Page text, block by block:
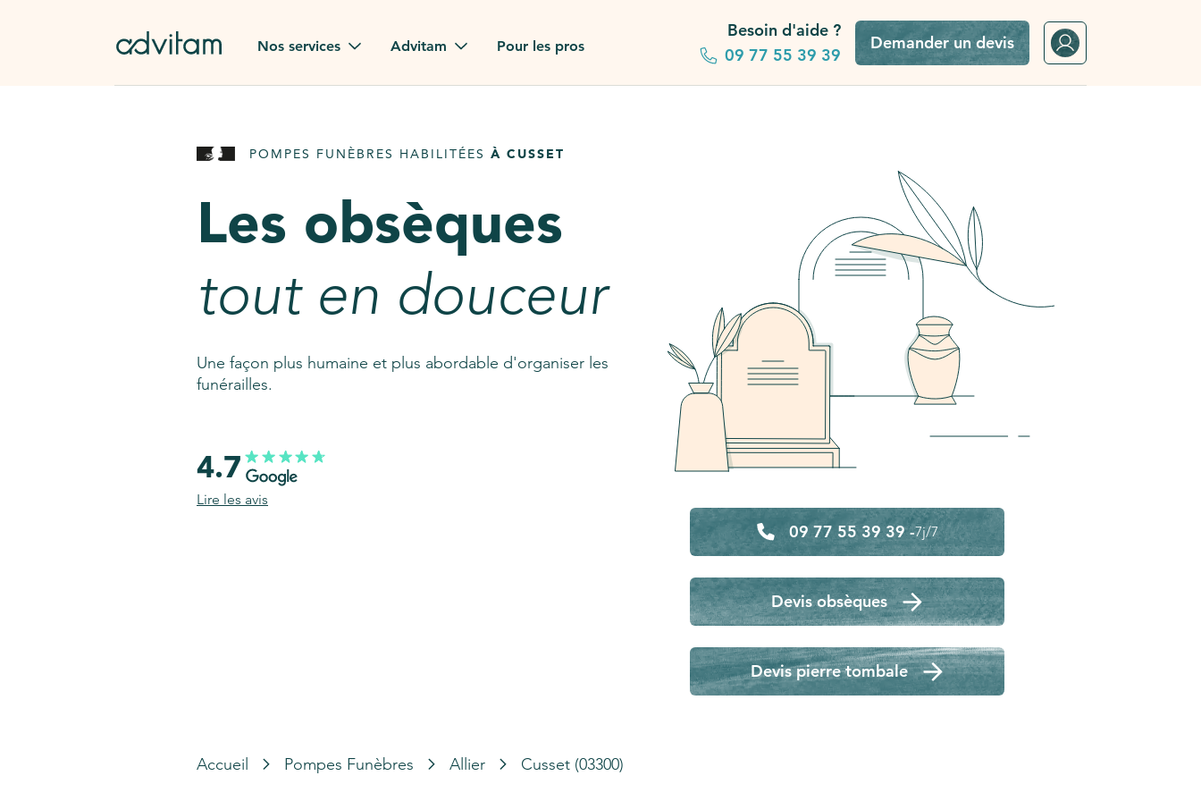
Nos services
Rapatriement à
Pierre tombale
AssistGPT
Nos services en plus
Advitam
Advitam dans la presse
Consultez notre FAQ
Pour les pros
Besoin d'aide ?
09 77 55 39 39
Demander un devis
POMPES FUNÈBRES HABILITÉES À CUSSET
Les obsèques
tout en douceur
Une façon plus humaine et plus abordable d'organiser les
funérailles.
09 77 55 39 39 -7j/7
Devis obsèques
Devis pierre tombale
4.7
Lire les avis
Accueil Pompes Funèbres Allier Cusset (03300)